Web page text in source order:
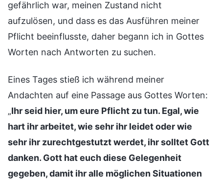
gefährlich war, meinen Zustand nicht
aufzulösen, und dass es das Ausführen meiner
Pflicht beeinflusste, daher begann ich in Gottes
Worten nach Antworten zu suchen.
Eines Tages stieß ich während meiner
Andachten auf eine Passage aus Gottes Worten:
„Ihr seid hier, um eure Pflicht zu tun. Egal, wie
hart ihr arbeitet, wie sehr ihr leidet oder wie
sehr ihr zurechtgestutzt werdet, ihr solltet Gott
danken. Gott hat euch diese Gelegenheit
gegeben, damit ihr alle möglichen Situationen